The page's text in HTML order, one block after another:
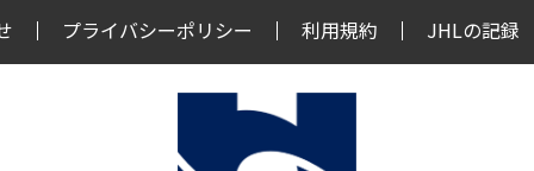
プライバシーポリシー 利用規約 JHLの記録